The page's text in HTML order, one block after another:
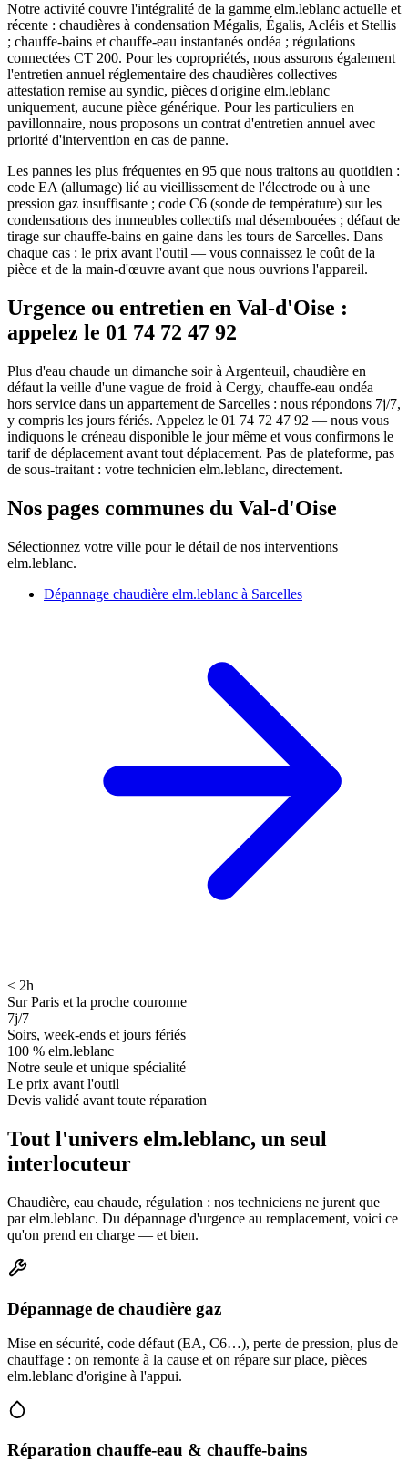
Notre activité couvre l'intégralité de la gamme elm.leblanc actuelle et
récente : chaudières à condensation Mégalis, Égalis, Acléis et Stellis
; chauffe-bains et chauffe-eau instantanés ondéa ; régulations
connectées CT 200. Pour les copropriétés, nous assurons également
l'entretien annuel réglementaire des chaudières collectives —
attestation remise au syndic, pièces d'origine elm.leblanc
uniquement, aucune pièce générique. Pour les particuliers en
pavillonnaire, nous proposons un contrat d'entretien annuel avec
priorité d'intervention en cas de panne.
Les pannes les plus fréquentes en 95 que nous traitons au quotidien :
code EA (allumage) lié au vieillissement de l'électrode ou à une
pression gaz insuffisante ; code C6 (sonde de température) sur les
condensations des immeubles collectifs mal désembouées ; défaut de
tirage sur chauffe-bains en gaine dans les tours de Sarcelles. Dans
chaque cas : le prix avant l'outil — vous connaissez le coût de la
pièce et de la main-d'œuvre avant que nous ouvrions l'appareil.
Urgence ou entretien en Val-d'Oise :
appelez le 01 74 72 47 92
Plus d'eau chaude un dimanche soir à Argenteuil, chaudière en
défaut la veille d'une vague de froid à Cergy, chauffe-eau ondéa
hors service dans un appartement de Sarcelles : nous répondons 7j/7,
y compris les jours fériés. Appelez le 01 74 72 47 92 — nous vous
indiquons le créneau disponible le jour même et vous confirmons le
tarif de déplacement avant tout déplacement. Pas de plateforme, pas
de sous-traitant : votre technicien elm.leblanc, directement.
Nos pages communes du Val-d'Oise
Sélectionnez votre ville pour le détail de nos interventions
elm.leblanc.
Dépannage chaudière elm.leblanc à Sarcelles
< 2h
Sur Paris et la proche couronne
7j/7
Soirs, week-ends et jours fériés
100 % elm.leblanc
Notre seule et unique spécialité
Le prix avant l'outil
Devis validé avant toute réparation
Tout l'univers elm.leblanc, un seul
interlocuteur
Chaudière, eau chaude, régulation : nos techniciens ne jurent que
par elm.leblanc. Du dépannage d'urgence au remplacement, voici ce
qu'on prend en charge — et bien.
Dépannage de chaudière gaz
Mise en sécurité, code défaut (EA, C6…), perte de pression, plus de
chauffage : on remonte à la cause et on répare sur place, pièces
elm.leblanc d'origine à l'appui.
Réparation chauffe-eau & chauffe-bains